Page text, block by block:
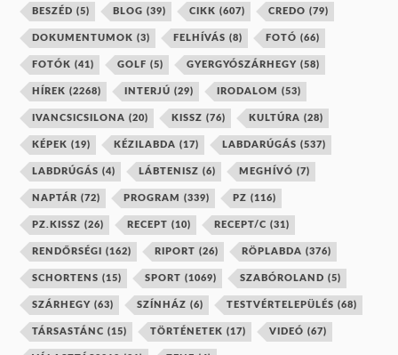
BESZÉD (5) BLOG (39) CIKK (607) CREDO (79)
DOKUMENTUMOK (3) FELHÍVÁS (8) FOTÓ (66)
FOTÓK (41) GOLF (5) GYERGYÓSZÁRHEGY (58)
HÍREK (2268) INTERJÚ (29) IRODALOM (53)
IVANCSICSILONA (20) KISSZ (76) KULTÚRA (28)
KÉPEK (19) KÉZILABDA (17) LABDARÚGÁS (537)
LABDRÚGÁS (4) LÁBTENISZ (6) MEGHÍVÓ (7)
NAPTÁR (72) PROGRAM (339) PZ (116)
PZ.KISSZ (26) RECEPT (10) RECEPT/C (31)
RENDŐRSÉGI (162) RIPORT (26) RÖPLABDA (376)
SCHORTENS (15) SPORT (1069) SZABÓROLAND (5)
SZÁRHEGY (63) SZÍNHÁZ (6) TESTVÉRTELEPÜLÉS (68)
TÁRSASTÁNC (15) TÖRTÉNETEK (17) VIDEÓ (67)